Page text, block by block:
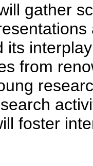
gather
its
from
foster